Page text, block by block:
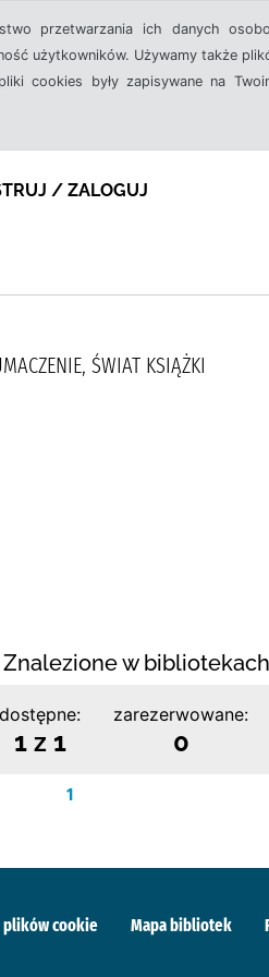
przetwarzania ich danych
użytkowników. Używamy także
cookies były zapisywane na
/ ZALOGUJ
ŚWIAT KSIĄŻKI
Znalezione w
dostępne:
1 z 1
zarezerwowane:
0
1
plików cookie Mapa bibliotek